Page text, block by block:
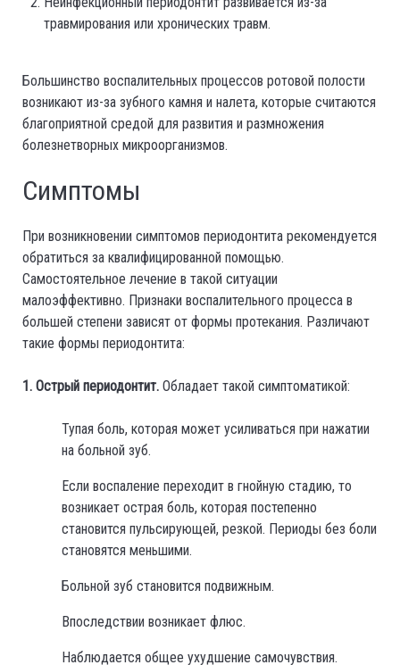
травмирования или хронических травм.
Большинство воспалительных процессов ротовой полости
возникают из-за зубного камня и налета, которые считаются
благоприятной средой для развития и размножения
болезнетворных микроорганизмов.
Симптомы
При возникновении симптомов периодонтита рекомендуется
обратиться за квалифицированной помощью.
Самостоятельное лечение в такой ситуации
малоэффективно. Признаки воспалительного процесса в
большей степени зависят от формы протекания. Различают
такие формы периодонтита:
1. Острый периодонтит. Обладает такой симптоматикой:
Тупая боль, которая может усиливаться при нажатии
на больной зуб.
Если воспаление переходит в гнойную стадию, то
возникает острая боль, которая постепенно
становится пульсирующей, резкой. Периоды без боли
становятся меньшими.
Больной зуб становится подвижным.
Впоследствии возникает флюс.
Наблюдается общее ухудшение самочувствия.